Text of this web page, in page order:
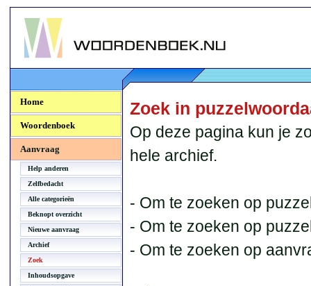
Woordenboek.NU
Home
Woordenboek
Aanvraag
Help anderen
Zelfbedacht
Alle categorieën
Beknopt overzicht
Nieuwe aanvraag
Archief
Zoek
Inhoudsopgave
Zoek in
Op deze pagina kun je
hele archief.
- Om te zoeken op
- Om te zoeken op
- Om te zoeken op